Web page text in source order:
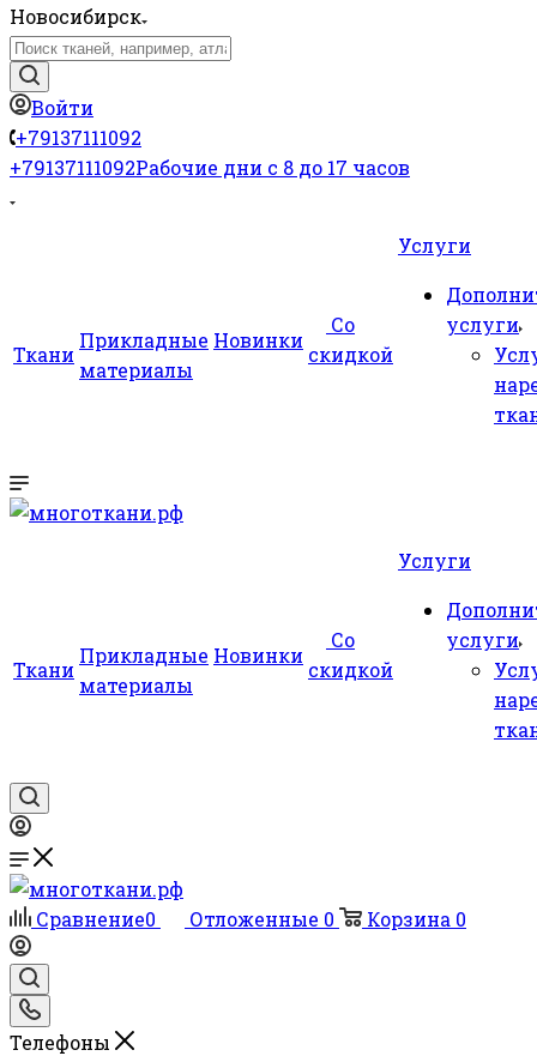
Новосибирск
Войти
+79137111092
+79137111092Рабочие дни с 8 до 17 часов
Ткани
Прикладные
материалы
Новинки
Со
скидкой
Услуги
услуги
Ткани
Прикладные
материалы
Новинки
Со
скидкой
Услуги
услуги
Сравнение0 Отложенные 0 Корзина 0
Телефоны